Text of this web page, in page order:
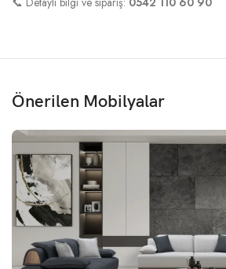
Önerilen Mobilyalar